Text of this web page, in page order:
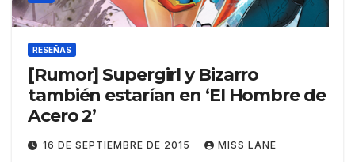
RESEÑAS
[Rumor] Supergirl y Bizarro
también estarían en ‘El Hombre de
Acero 2’
16 DE SEPTIEMBRE DE 2015 MISS LANE